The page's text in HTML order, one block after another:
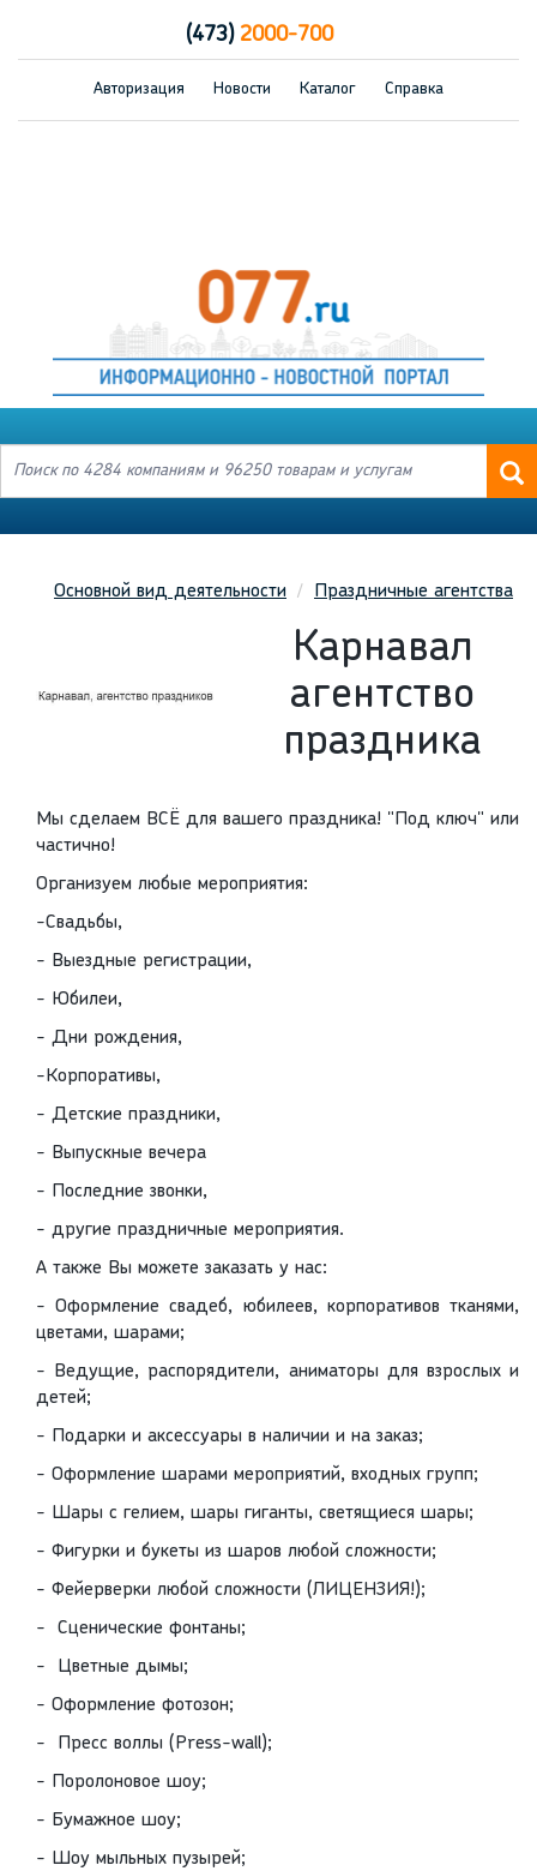
(473)2000-700
Авторизация Новости Каталог Справка
Основной вид деятельности Праздничные агентства
Карнавал
агентство
праздника
Мы сделаем ВСЁ для вашего праздника! "Под ключ" или
частично!
Организуем любые мероприятия:
-Свадьбы,
- Выездные регистрации,
- Юбилеи,
- Дни рождения,
-Корпоративы,
- Детские праздники,
- Выпускные вечера
- Последние звонки,
- другие праздничные мероприятия.
А также Вы можете заказать у нас:
- Оформление свадеб, юбилеев, корпоративов тканями,
цветами, шарами;
- Ведущие, распорядители, аниматоры для взрослых и
детей;
- Подарки и аксессуары в наличии и на заказ;
- Оформление шарами мероприятий, входных групп;
- Шары с гелием, шары гиганты, светящиеся шары;
- Фигурки и букеты из шаров любой сложности;
- Фейерверки любой сложности (ЛИЦЕНЗИЯ!);
- Сценические фонтаны;
- Цветные дымы;
- Оформление фотозон;
- Пресс воллы (Press-wall);
- Поролоновое шоу;
- Бумажное шоу;
- Шоу мыльных пузырей;